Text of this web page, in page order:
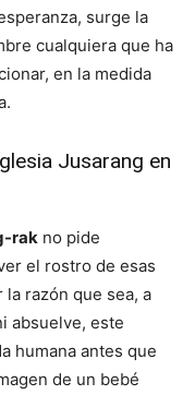
surge la
cualquiera que ha
en la medida
Jusarang en
rak no pide
el rostro de esas
razón que sea, a
absuelve, este
humana antes que
de un bebé